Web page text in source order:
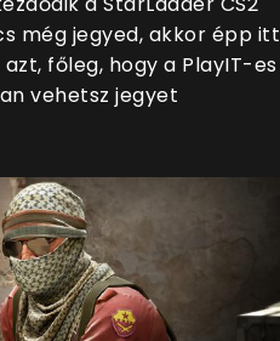
még jegyed, akkor épp itt
főleg, hogy a PlayIT-es
vehetsz jegyet